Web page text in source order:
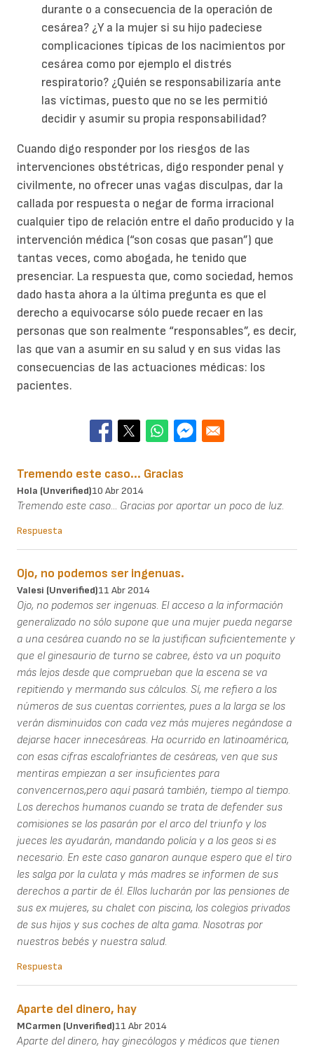
durante o a consecuencia de la operación de
cesárea? ¿Y a la mujer si su hijo padeciese
complicaciones típicas de los nacimientos por
cesárea como por ejemplo el distrés
respiratorio? ¿Quién se responsabilizaría ante
las víctimas, puesto que no se les permitió
decidir y asumir su propia responsabilidad?
Cuando digo responder por los riesgos de las
intervenciones obstétricas, digo responder penal y
civilmente, no ofrecer unas vagas disculpas, dar la
callada por respuesta o negar de forma irracional
cualquier tipo de relación entre el daño producido y la
intervención médica (“son cosas que pasan”) que
tantas veces, como abogada, he tenido que
presenciar. La respuesta que, como sociedad, hemos
dado hasta ahora a la última pregunta es que el
derecho a equivocarse sólo puede recaer en las
personas que son realmente “responsables”, es decir,
las que van a asumir en su salud y en sus vidas las
consecuencias de las actuaciones médicas: los
pacientes.
Tremendo este caso... Gracias
Hola (unverified)10 Abr 2014
Tremendo este caso... Gracias por aportar un poco de luz.
Respuesta
Ojo, no podemos ser ingenuas.
Valesi (unverified)11 Abr 2014
Ojo, no podemos ser ingenuas. El acceso a la información
generalizado no sólo supone que una mujer pueda negarse
a una cesárea cuando no se la justifican suficientemente y
que el ginesaurio de turno se cabree, ésto va un poquito
más lejos desde que comprueban que la escena se va
repitiendo y mermando sus cálculos. Sí, me refiero a los
números de sus cuentas corrientes, pues a la larga se los
verán disminuidos con cada vez más mujeres negándose a
dejarse hacer innecesáreas. Ha ocurrido en latinoamérica,
con esas cifras escalofriantes de cesáreas, ven que sus
mentiras empiezan a ser insuficientes para
convencernos,pero aquí pasará también, tiempo al tiempo.
Los derechos humanos cuando se trata de defender sus
comisiones se los pasarán por el arco del triunfo y los
jueces les ayudarán, mandando policía y a los geos si es
necesario. En este caso ganaron aunque espero que el tiro
les salga por la culata y más madres se informen de sus
derechos a partir de él. Ellos lucharán por las pensiones de
sus ex mujeres, su chalet con piscina, los colegios privados
de sus hijos y sus coches de alta gama. Nosotras por
nuestros bebés y nuestra salud.
Respuesta
Aparte del dinero, hay
MCarmen (unverified)11 Abr 2014
Aparte del dinero, hay ginecólogos y médicos que tienen